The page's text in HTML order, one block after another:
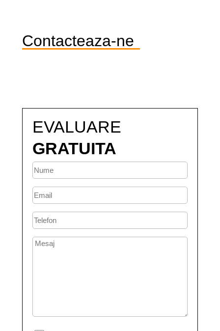
Contacteaza-ne
EVALUARE
GRATUITA